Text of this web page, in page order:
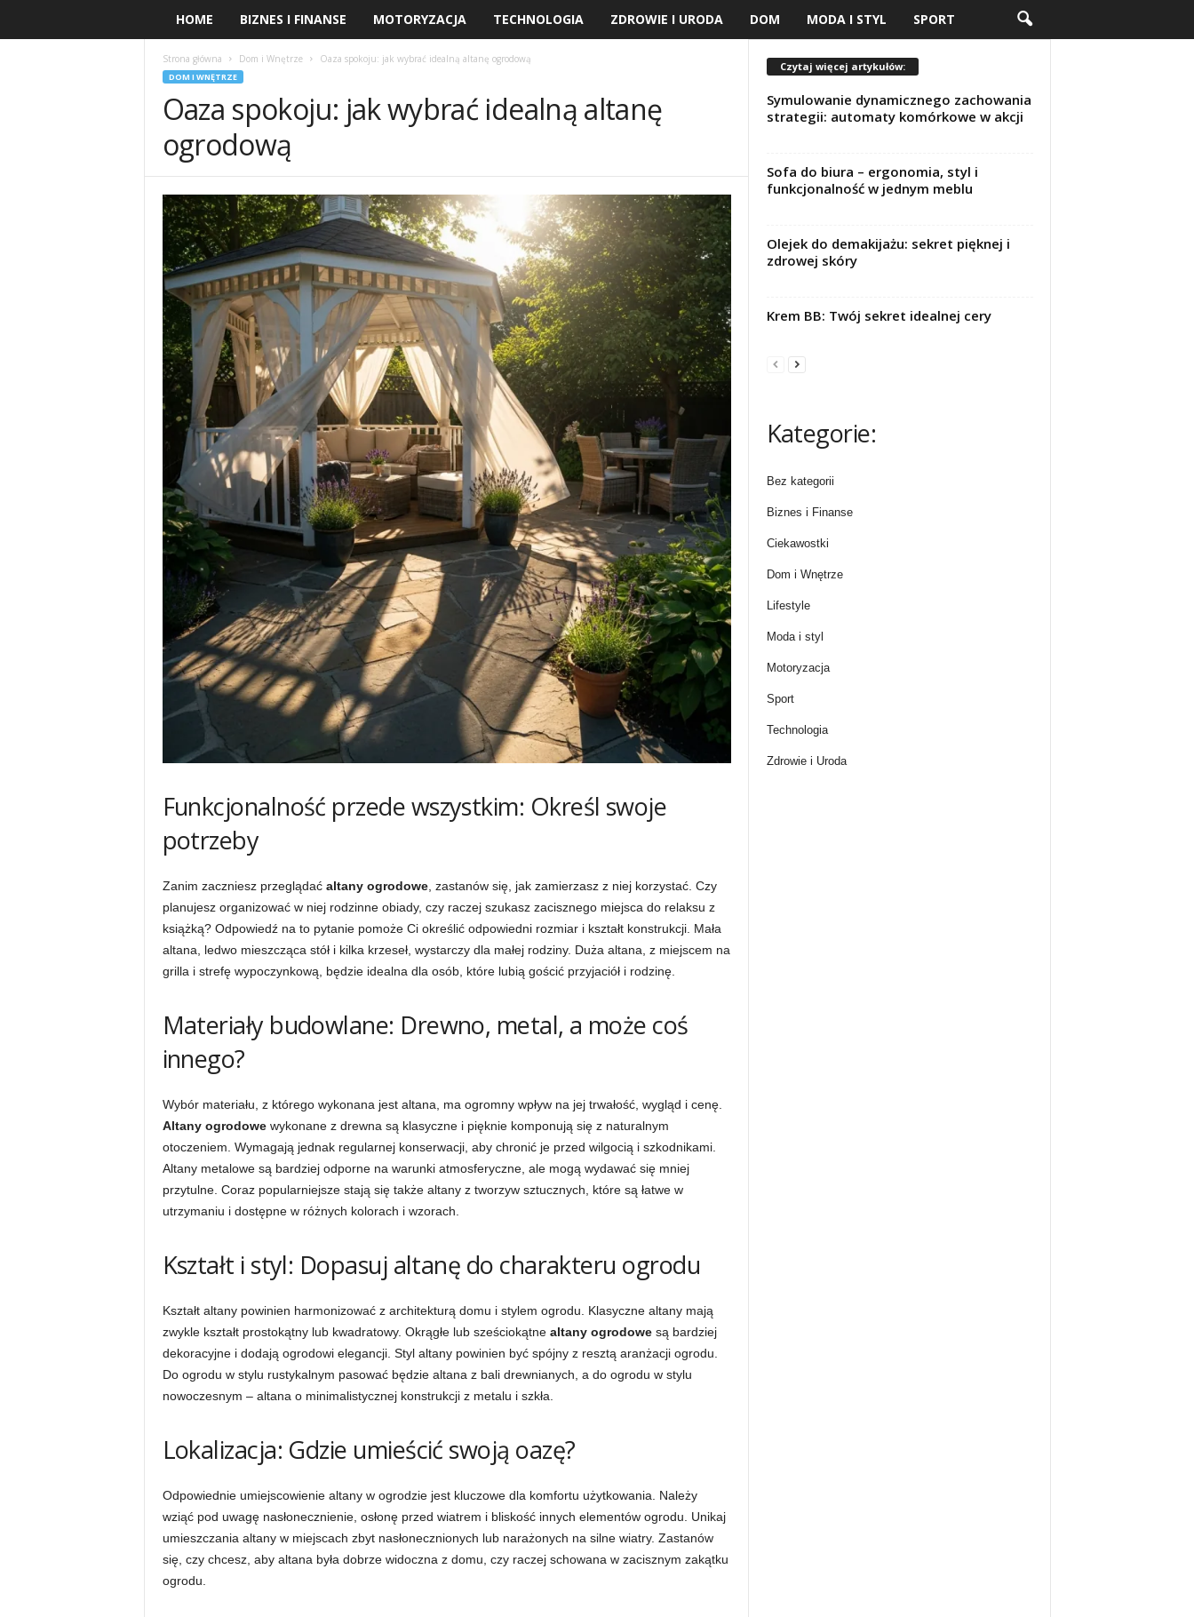
HOME BIZNES I FINANSE MOTORYZACJA TECHNOLOGIA ZDROWIE I URODA DOM MODA I STYL SPORT
Strona główna Dom i Wnętrze Oaza spokoju: jak wybrać idealną altanę ogrodową
DOM I WNĘTRZE
Oaza spokoju: jak wybrać idealną altanę
ogrodową
Funkcjonalność przede wszystkim: Określ swoje
potrzeby
Zanim zaczniesz przeglądać altany ogrodowe, zastanów się, jak zamierzasz z niej korzystać. Czy
planujesz organizować w niej rodzinne obiady, czy raczej szukasz zacisznego miejsca do relaksu z
książką? Odpowiedź na to pytanie pomoże Ci określić odpowiedni rozmiar i kształt konstrukcji. Mała
altana, ledwo mieszcząca stół i kilka krzeseł, wystarczy dla małej rodziny. Duża altana, z miejscem na
grilla i strefę wypoczynkową, będzie idealna dla osób, które lubią gościć przyjaciół i rodzinę.
Materiały budowlane: Drewno, metal, a może coś
innego?
Wybór materiału, z którego wykonana jest altana, ma ogromny wpływ na jej trwałość, wygląd i cenę.
Altany ogrodowewykonane z drewna są klasyczne i pięknie komponują się z naturalnym
otoczeniem. Wymagają jednak regularnej konserwacji, aby chronić je przed wilgocią i szkodnikami.
Altany metalowe są bardziej odporne na warunki atmosferyczne, ale mogą wydawać się mniej
przytulne. Coraz popularniejsze stają się także altany z tworzyw sztucznych, które są łatwe w
utrzymaniu i dostępne w różnych kolorach i wzorach.
Kształt i styl: Dopasuj altanę do charakteru ogrodu
Kształt altany powinien harmonizować z architekturą domu i stylem ogrodu. Klasyczne altany mają
zwykle kształt prostokątny lub kwadratowy. Okrągłe lub sześciokątne altany ogrodowesą bardziej
dekoracyjne i dodają ogrodowi elegancji. Styl altany powinien być spójny z resztą aranżacji ogrodu.
Do ogrodu w stylu rustykalnym pasować będzie altana z bali drewnianych, a do ogrodu w stylu
nowoczesnym – altana o minimalistycznej konstrukcji z metalu i szkła.
Lokalizacja: Gdzie umieścić swoją oazę?
Odpowiednie umiejscowienie altany w ogrodzie jest kluczowe dla komfortu użytkowania. Należy
wziąć pod uwagę nasłonecznienie, osłonę przed wiatrem i bliskość innych elementów ogrodu. Unikaj
umieszczania altany w miejscach zbyt nasłonecznionych lub narażonych na silne wiatry. Zastanów
się, czy chcesz, aby altana była dobrze widoczna z domu, czy raczej schowana w zacisznym zakątku
ogrodu.
Czytaj więcej artykułów:
Symulowanie dynamicznego zachowania
strategii: automaty komórkowe w akcji
Sofa do biura – ergonomia, styl i
funkcjonalność w jednym meblu
Olejek do demakijażu: sekret pięknej i
zdrowej skóry
Krem BB: Twój sekret idealnej cery
Kategorie:
Bez kategorii
Biznes i Finanse
Ciekawostki
Dom i Wnętrze
Lifestyle
Moda i styl
Motoryzacja
Sport
Technologia
Zdrowie i Uroda